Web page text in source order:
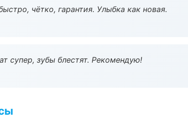
чётко, гарантия. Улыбка как новая.
супер, зубы блестят. Рекомендую!